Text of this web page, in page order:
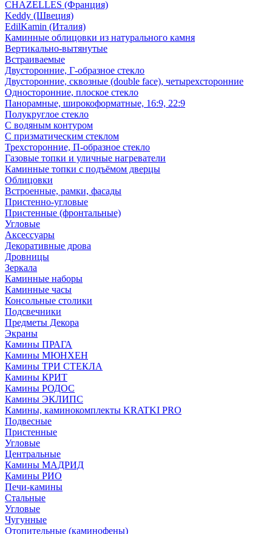
CHAZELLES (Франция)
Keddy (Швеция)
EdilKamin (Италия)
Каминные облицовки из натурального камня
Вертикально-вытянутые
Встраиваемые
Двусторонние, Г-образное стекло
Двусторонние, сквозные (double face), четырехсторонние
Односторонние, плоское стекло
Панорамные, широкоформатные, 16:9, 22:9
Полукруглое стекло
С водяным контуром
С призматическим стеклом
Трехсторонние, П-образное стекло
Газовые топки и уличные нагреватели
Каминные топки с подъёмом дверцы
Облицовки
Встроенные, рамки, фасады
Пристенно-угловые
Пристенные (фронтальные)
Угловые
Аксессуары
Декоративные дрова
Дровницы
Зеркала
Каминные наборы
Каминные часы
Консольные столики
Подсвечники
Предметы Декора
Экраны
Камины ПРАГА
Камины МЮНХЕН
Камины ТРИ СТЕКЛА
Камины КРИТ
Камины РОДОС
Камины ЭКЛИПС
Камины, каминокомплекты KRATKI PRO
Подвесные
Пристенные
Угловые
Центральные
Камины МАДРИД
Камины РИО
Печи-камины
Стальные
Угловые
Чугунные
Отопительные (каминофены)